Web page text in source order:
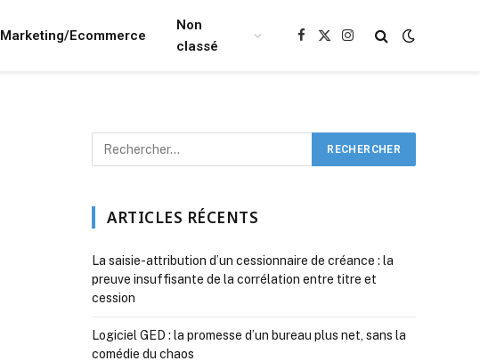
Marketing/Ecommerce
Non
classé
Facebook
X
Instagram
ARTICLES RÉCENTS
La saisie-attribution d’un cessionnaire de créance : la
preuve insuffisante de la corrélation entre titre et
cession
Logiciel GED : la promesse d’un bureau plus net, sans la
comédie du chaos